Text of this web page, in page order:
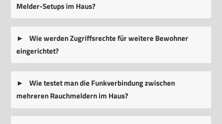
Melder-Setups im Haus?
Wie werden Zugriffsrechte für weitere Bewohner
eingerichtet?
Wie testet man die Funkverbindung zwischen
mehreren Rauchmeldern im Haus?